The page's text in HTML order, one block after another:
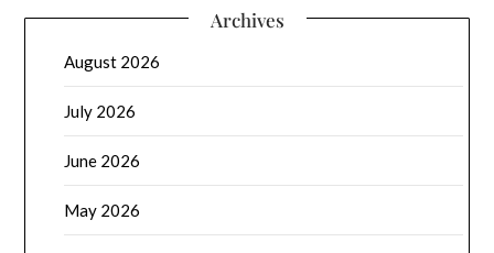
Archives
August 2026
July 2026
June 2026
May 2026